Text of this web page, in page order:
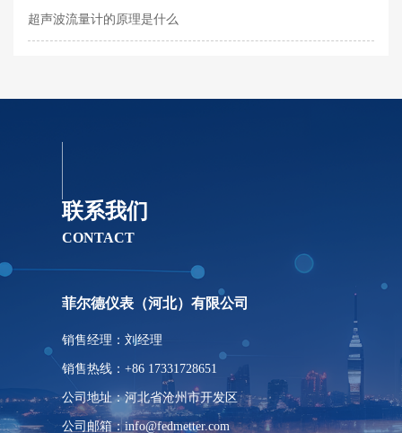
超声波流量计的原理是什么
联系我们
CONTACT
菲尔德仪表（河北）有限公司
销售经理：刘经理
销售热线：+86 17331728651
公司地址：河北省沧州市开发区
公司邮箱：info@fedmetter.com